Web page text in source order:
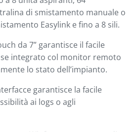
di smistamento manuale o
Easylink e fino a 8 sili.
da 7” garantisce il facile
integrato col monitor remoto
lo stato dell’impianto.
garantisce la facile
ai logs o agli